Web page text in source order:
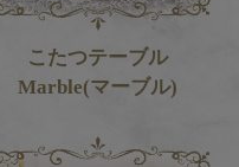
こたつテーブル
Marble(マーブル)